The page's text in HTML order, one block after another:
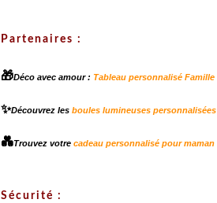
Partenaires :
🎁Déco avec amour : Tableau personnalisé Famille
✨Découvrez les boules lumineuses personnalisées
💑Trouvez votre cadeau personnalisé pour maman
Sécurité :